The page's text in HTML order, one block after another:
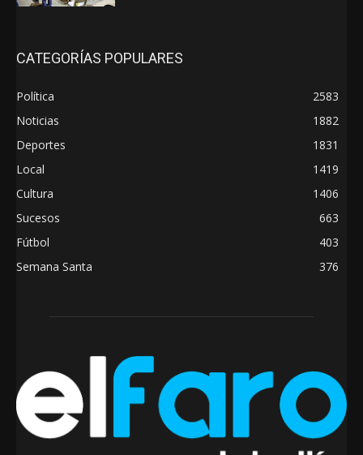
CATEGORÍAS POPULARES
Política
2583
Noticias
1882
Deportes
1831
Local
1419
Cultura
1406
Sucesos
663
Fútbol
403
Semana Santa
376